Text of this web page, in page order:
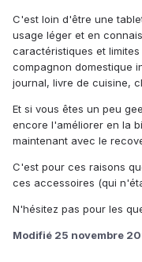
C'est loin d'être une
usage léger et en
caractéristiques et
compagnon domestique
journal, livre de cuisine,
Et si vous êtes un peu
encore l'améliorer en la
maintenant avec le
C'est pour ces raisons
ces accessoires (qui
N'hésitez pas pour les
Modifié 25 novembre